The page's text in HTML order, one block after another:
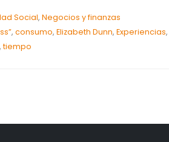
Social, Negocios y finanzas
, consumo, Elizabeth Dunn, Experiencias,
, tiempo